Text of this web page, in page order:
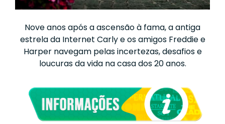
Nove anos após a ascensão à fama, a antiga
estrela da Internet Carly e os amigos Freddie e
Harper navegam pelas incertezas, desafios e
loucuras da vida na casa dos 20 anos.